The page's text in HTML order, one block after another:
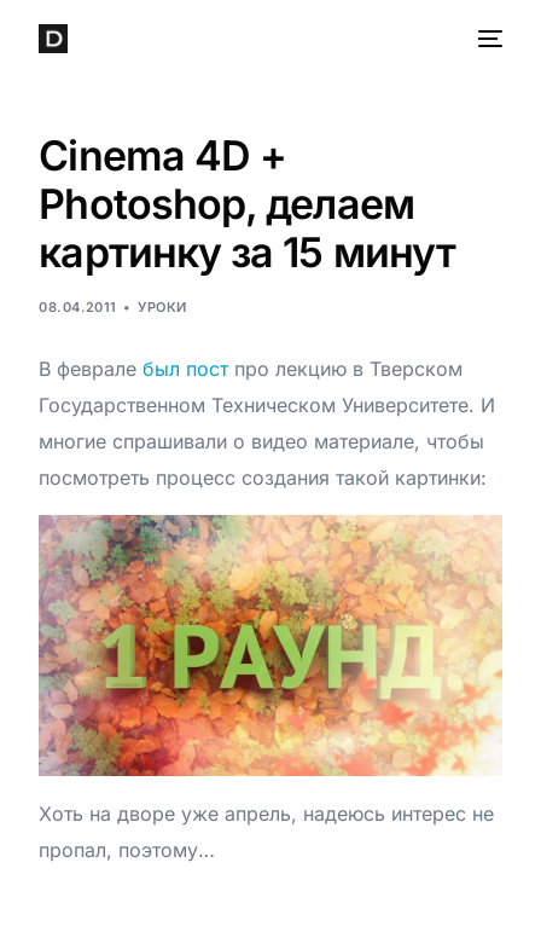
Cinema 4D +
Photoshop, делаем
картинку за 15 минут
08.04.2011 УРОКИ
В февралебыл постпро лекцию в Тверском
Государственном Техническом Университете. И
многие спрашивали о видео материале, чтобы
посмотреть процесс создания такой картинки:
Хоть на дворе уже апрель, надеюсь интерес не
пропал, поэтому…